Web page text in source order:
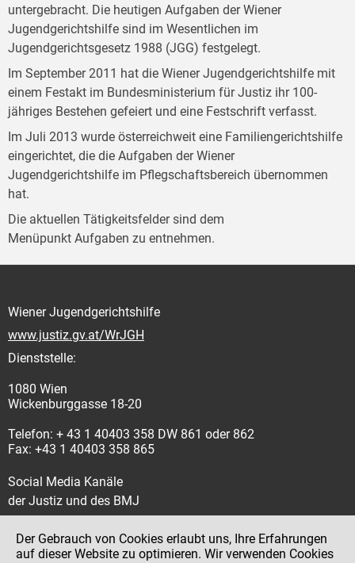
untergebracht. Die heutigen Aufgaben der Wiener
Jugendgerichtshilfe sind im Wesentlichen im
Jugendgerichtsgesetz 1988 (JGG) festgelegt.
Im September 2011 hat die Wiener Jugendgerichtshilfe mit
einem Festakt im Bundesministerium für Justiz ihr 100-
jähriges Bestehen gefeiert und eine Festschrift verfasst.
Im Juli 2013 wurde österreichweit eine Familiengerichtshilfe
eingerichtet, die die Aufgaben der Wiener
Jugendgerichtshilfe im Pflegschaftsbereich übernommen
hat.
Die aktuellen Tätigkeitsfelder sind dem
Menüpunkt Aufgaben zu entnehmen.
Wiener Jugendgerichtshilfe
www.justiz.gv.at/WrJGH
Dienststelle:
1080 Wien
Wickenburggasse 18-20
Telefon: + 43 1 40403 358 DW 861 oder 862
Fax: +43 1 40403 358 865
Social Media Kanäle
der Justiz und des BMJ
Der Gebrauch von Cookies erlaubt uns, Ihre Erfahrungen
auf dieser Website zu optimieren. Wir verwenden Cookies